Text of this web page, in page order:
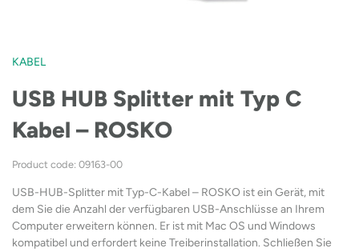
KABEL
USB HUB Splitter mit Typ C
Kabel – ROSKO
Product code: 09163-00
USB-HUB-Splitter mit Typ-C-Kabel – ROSKO ist ein Gerät, mit
dem Sie die Anzahl der verfügbaren USB-Anschlüsse an Ihrem
Computer erweitern können. Er ist mit Mac OS und Windows
kompatibel und erfordert keine Treiberinstallation. Schließen Sie